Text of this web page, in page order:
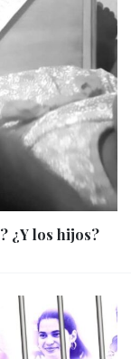
¿Y los hijos?